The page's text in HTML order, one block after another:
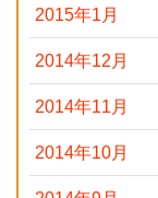
2015年1月
2014年12月
2014年11月
2014年10月